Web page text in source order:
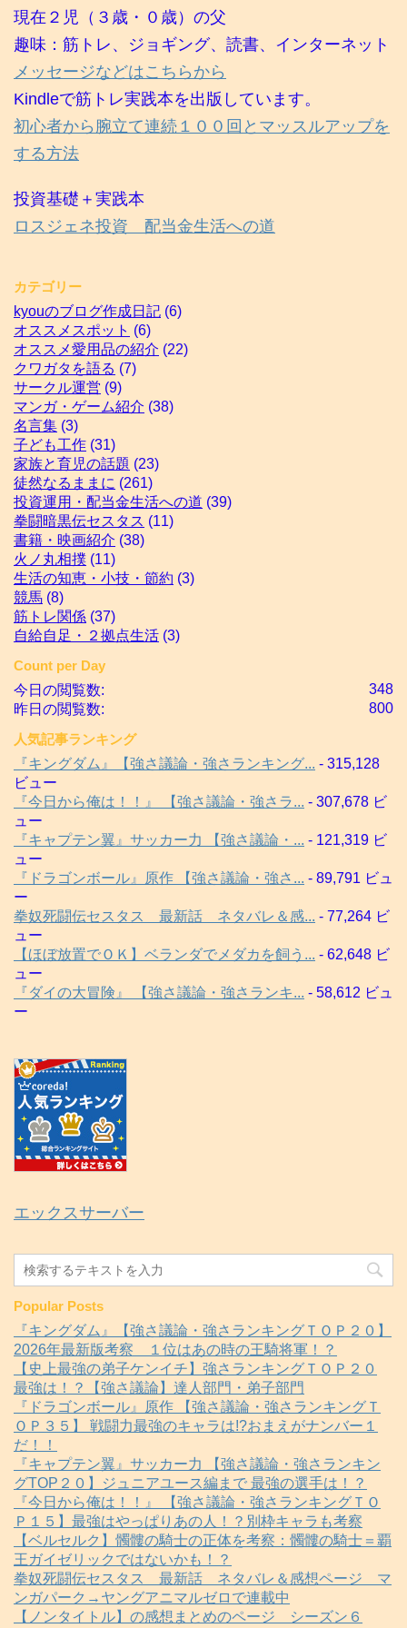
現在２児（３歳・０歳）の父
趣味：筋トレ、ジョギング、読書、インターネット
メッセージなどはこちらから
Kindleで筋トレ実践本を出版しています。
初心者から腕立て連続１００回とマッスルアップを
する方法
投資基礎＋実践本
ロスジェネ投資 配当金生活への道
カテゴリー
kyouのブログ作成日記 (6)
オススメスポット (6)
オススメ愛用品の紹介 (22)
クワガタを語る (7)
サークル運営 (9)
マンガ・ゲーム紹介 (38)
名言集 (3)
子ども工作 (31)
家族と育児の話題 (23)
徒然なるままに (261)
投資運用・配当金生活への道 (39)
拳闘暗黒伝セスタス (11)
書籍・映画紹介 (38)
火ノ丸相撲 (11)
生活の知恵・小技・節約 (3)
競馬 (8)
筋トレ関係 (37)
自給自足・２拠点生活 (3)
Count per Day
348
今日の閲覧数:
800
昨日の閲覧数:
人気記事ランキング
『キングダム』【強さ議論・強さランキング... - 315,128
ビュー
『今日から俺は！！』 【強さ議論・強さラ... - 307,678 ビ
ュー
『キャプテン翼』サッカー力 【強さ議論・... - 121,319 ビ
ュー
『ドラゴンボール』原作 【強さ議論・強さ... - 89,791 ビュ
ー
拳奴死闘伝セスタス 最新話 ネタバレ＆感... - 77,264 ビ
ュー
【ほぼ放置でＯＫ】ベランダでメダカを飼う... - 62,648 ビ
ュー
『ダイの大冒険』 【強さ議論・強さランキ... - 58,612 ビュ
ー
エックスサーバー
Popular Posts
『キングダム』【強さ議論・強さランキングＴＯＰ２０】
2026年最新版考察 １位はあの時の王騎将軍！？
【史上最強の弟子ケンイチ】強さランキングＴＯＰ２０
最強は！？【強さ議論】達人部門・弟子部門
『ドラゴンボール』原作 【強さ議論・強さランキングＴ
ＯＰ３５】 戦闘力最強のキャラは!?おまえがナンバー１
だ！！
『キャプテン翼』サッカー力 【強さ議論・強さランキン
グTOP２０】ジュニアユース編まで 最強の選手は！？
『今日から俺は！！』 【強さ議論・強さランキングＴＯ
Ｐ１５】最強はやっぱりあの人！？別枠キャラも考察
【ベルセルク】髑髏の騎士の正体を考察：髑髏の騎士＝覇
王ガイゼリックではないかも！？
拳奴死闘伝セスタス 最新話 ネタバレ＆感想ページ マ
ンガパーク→ヤングアニマルゼロで連載中
【ノンタイトル】の感想まとめのページ シーズン６